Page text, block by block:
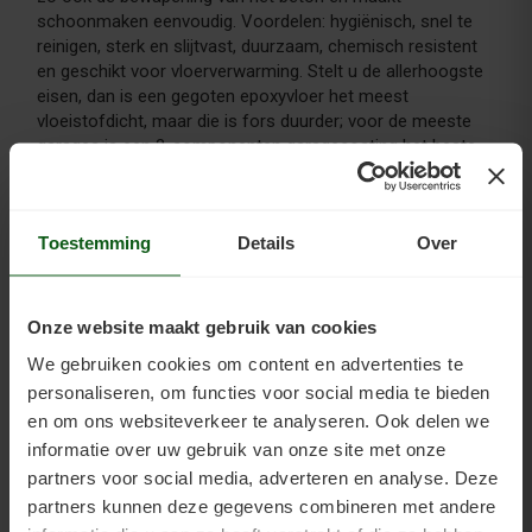
Toestemming Details Over
Onze website maakt gebruik van cookies
We gebruiken cookies om content en advertenties te
personaliseren, om functies voor social media te bieden
en om ons websiteverkeer te analyseren. Ook delen we
informatie over uw gebruik van onze site met onze
partners voor social media, adverteren en analyse. Deze
partners kunnen deze gegevens combineren met andere
schoonmaken eenvoudig. Voordelen: hygiënisch, snel te
reinigen, sterk en slijtvast, duurzaam, chemisch resistent
en geschikt voor vloerverwarming. Stelt u de allerhoogste
eisen, dan is een gegoten epoxyvloer het meest
vloeistofdicht, maar die is fors duurder; voor de meeste
garages is een 2-componenten garagecoating het beste
Antislip op de garagevloer
Een antisliplaag voorkomt gladheid en valpartijen, zeker
antislipkorrels (gebakken zand of zilverzand) door de verf;
grovere korrels geven meer grip maar zijn lastiger schoon
te maken. Strooi de korrels in de vóórlaatste laag en sluit
af met een laatste, korrelvrije laag die de coating op kleur
brengt en het antislipmateriaal netjes afsluit.
Slijtvastheid van de garagecoating
Een kale betonvloer is poreus en slijt; vet en vloeistof